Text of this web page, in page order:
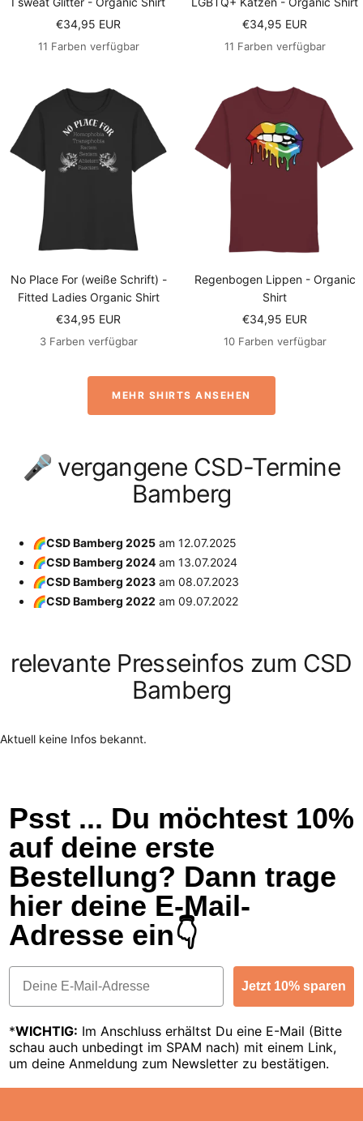
Angebotspreis
€34,95 EUR
11 Farben verfügbar
Angebotspreis
€34,95 EUR
11 Farben verfügbar
No Place For (weiße Schrift) -
Fitted Ladies Organic Shirt
Angebotspreis
€34,95 EUR
3 Farben verfügbar
Regenbogen Lippen - Organic
Shirt
Angebotspreis
€34,95 EUR
10 Farben verfügbar
MEHR SHIRTS ANSEHEN
🎤 vergangene CSD-Termine
Bamberg
🌈CSD Bamberg 2025 am 12.07.2025
🌈CSD Bamberg 2024 am 13.07.2024
🌈CSD Bamberg 2023 am 08.07.2023
🌈CSD Bamberg 2022 am 09.07.2022
relevante Presseinfos zum CSD
Bamberg
Aktuell keine Infos bekannt.
Psst ... Du möchtest 10%
auf deine erste
Bestellung? Dann trage
hier deine E-Mail-
Adresse ein👇
Email
Jetzt 10% sparen
*WICHTIG: Im Anschluss erhältst Du eine E-Mail (Bitte
schau auch unbedingt im SPAM nach) mit einem Link,
um deine Anmeldung zum Newsletter zu bestätigen.